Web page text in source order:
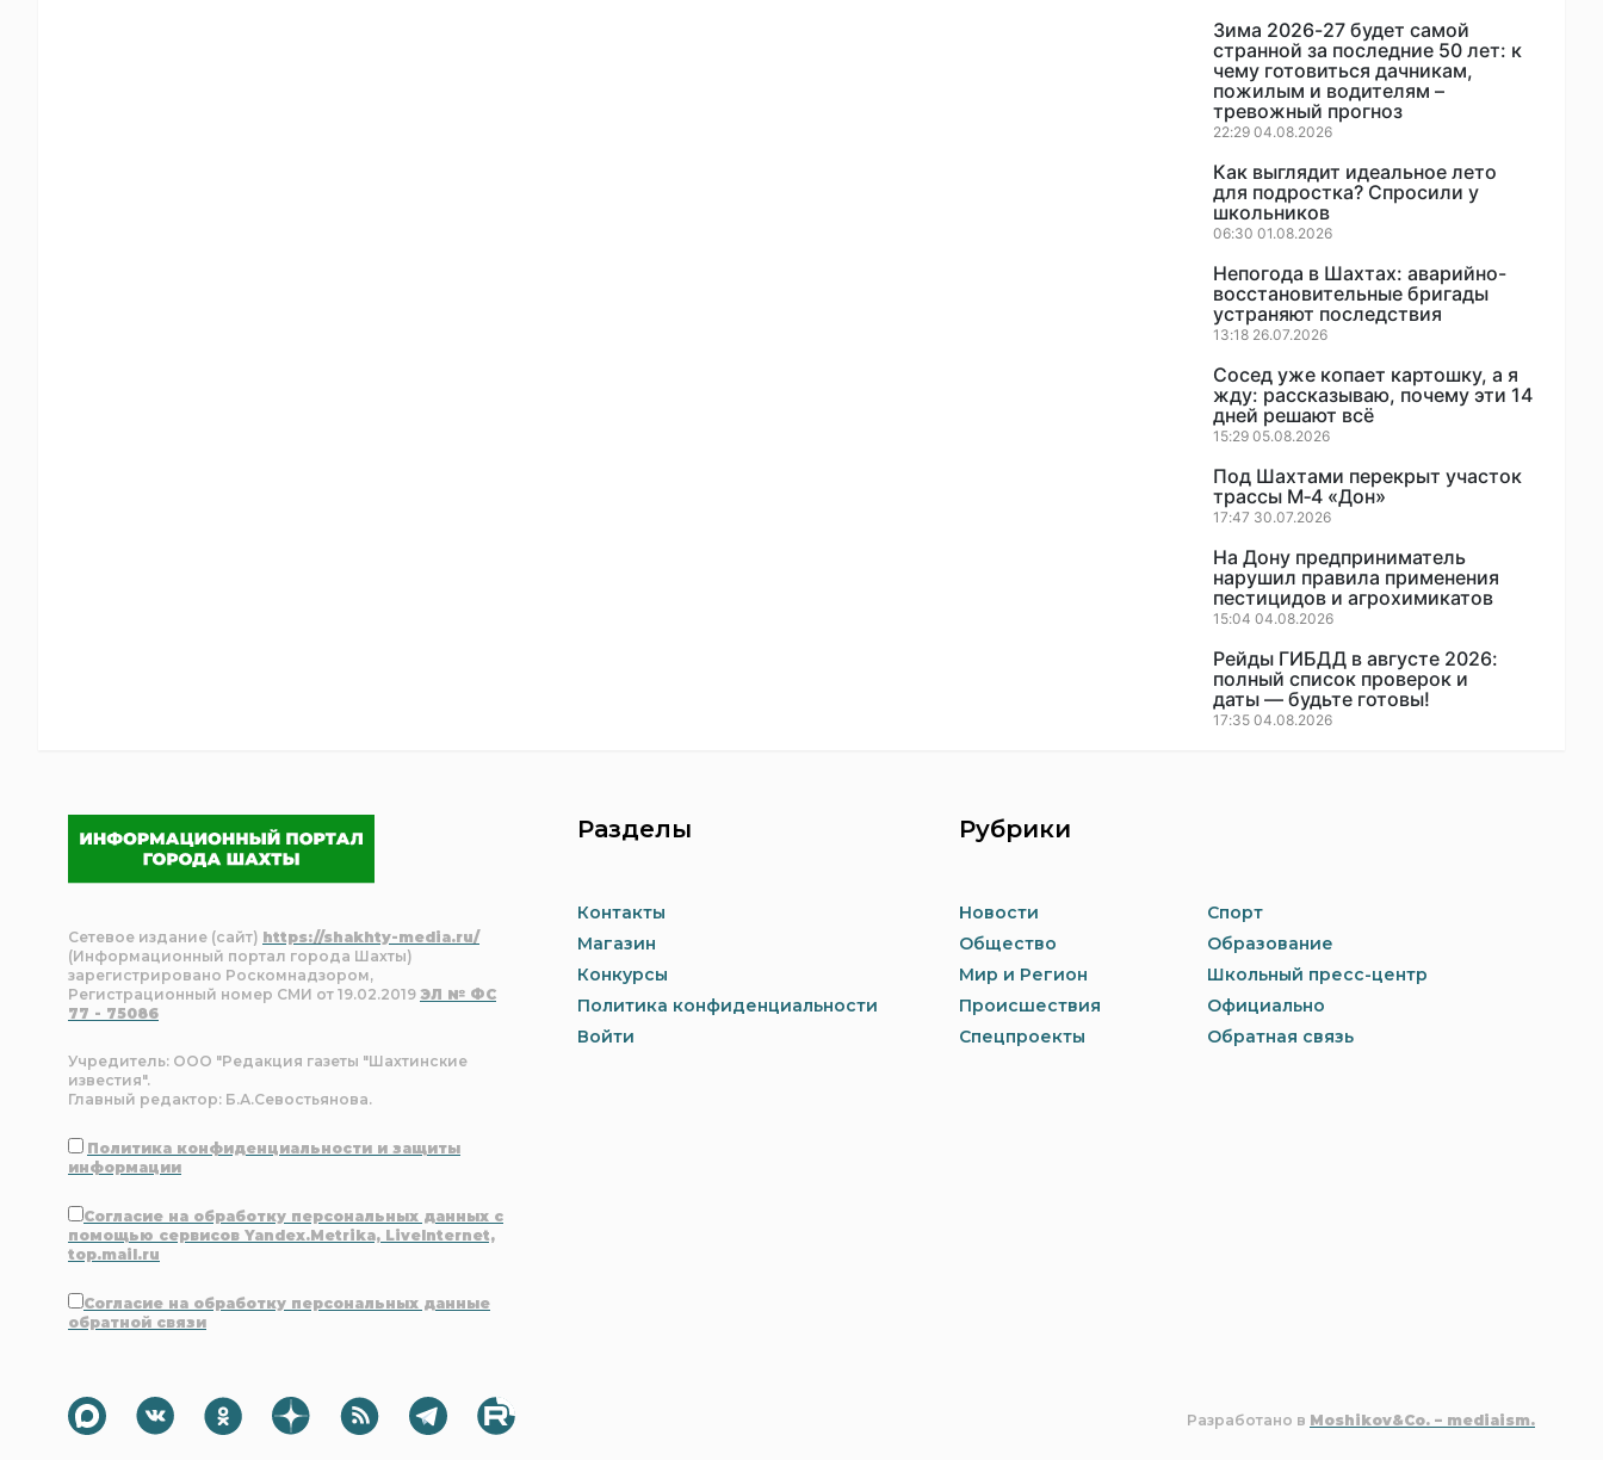
Зима 2026-27 будет самой
странной за последние 50 лет: к
чему готовиться дачникам,
пожилым и водителям –
тревожный прогноз
22:29 04.08.2026
Как выглядит идеальное лето
для подростка? Спросили у
школьников
06:30 01.08.2026
Непогода в Шахтах: аварийно-
восстановительные бригады
устраняют последствия
13:18 26.07.2026
Сосед уже копает картошку, а я
жду: рассказываю, почему эти 14
дней решают всё
15:29 05.08.2026
Под Шахтами перекрыт участок
трассы М‑4 «Дон»
17:47 30.07.2026
На Дону предприниматель
нарушил правила применения
пестицидов и агрохимикатов
15:04 04.08.2026
Рейды ГИБДД в августе 2026:
полный список проверок и
даты — будьте готовы!
17:35 04.08.2026
Сетевое издание (сайт) https://shakhty-media.ru/
(Информационный портал города Шахты)
зарегистрировано Роскомнадзором,
Регистрационный номер СМИ от 19.02.2019 ЭЛ № ФС
77 - 75086
Учредитель: ООО "Редакция газеты "Шахтинские
известия".
Главный редактор: Б.А.Севостьянова.
Политика конфиденциальности и защиты
информации
Согласие на обработку персональных данных с
помощью сервисов Yandex.Metrika, LiveInternet,
top.mail.ru
Согласие на обработку персональных данные
обратной связи
Разделы
Контакты
Магазин
Конкурсы
Политика конфиденциальности
Войти
Рубрики
Новости
Общество
Мир и Регион
Происшествия
Спецпроекты
Спорт
Образование
Школьный пресс-центр
Официально
Обратная связь
Разработано в Moshikov&Co. – mediaism.